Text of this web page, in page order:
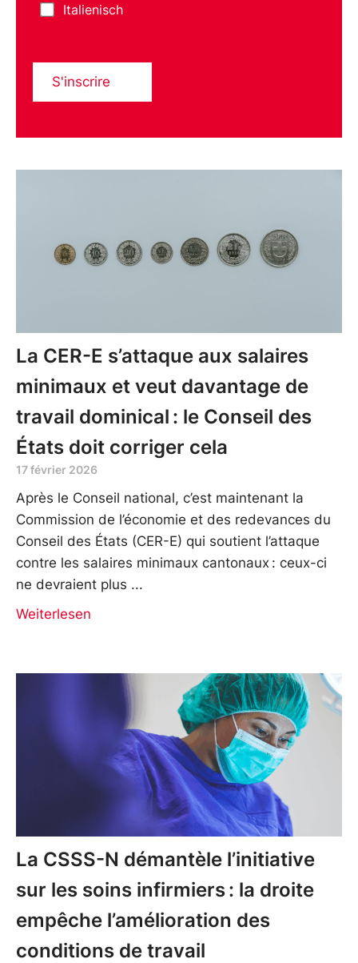
Italienisch
S'inscrire
La CER-E s’attaque aux salaires
minimaux et veut davantage de
travail dominical : le Conseil des
États doit corriger cela
17 février 2026
Après le Conseil national, c’est maintenant la
Commission de l’économie et des redevances du
Conseil des États (CER-E) qui soutient l’attaque
contre les salaires minimaux cantonaux : ceux-ci
ne devraient plus
Weiterlesen
La CSSS-N démantèle l’initiative
sur les soins infirmiers : la droite
empêche l’amélioration des
conditions de travail